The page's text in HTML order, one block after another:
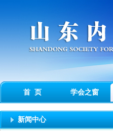
首 页 学会之窗
新闻中心